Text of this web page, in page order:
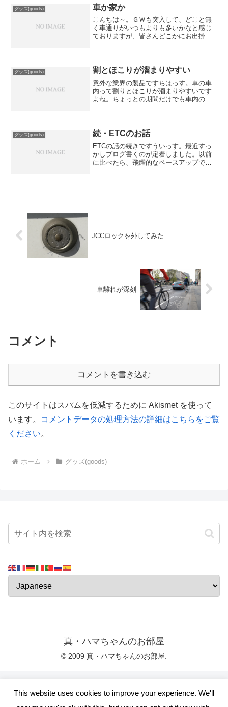
たのですが、軽自動車のキャンピングカ
ーが存在してるんですね。...
グッズ(goods) 車か家か
こんちは～。ＧＷも突入して、どこと無
く車通りがいつもよりも多いかなと感じ
ておりますが、皆さんどこかにお出掛け
ブルに巻き込まれただの、不...
グッズ(goods) 割とほこりが溜まりやすい
意外な業界の製品ですちはっす。車の車
内って割りとほこりが溜まりやすいです
よね。ちょっとの期間だけでも車内の清
内に外気を入れなくても、...
グッズ(goods) 続・ETCのお話
ETCの話の続きですういっす。最近すっ
かしブログ書くのが定着しました。以前
に比べたら、飛躍的なペースアップで
JCCロックを外してみた
車離れが深刻
コメント
コメントを書き込む
このサイトはスパムを低減するために Akismet を使って
います。
コメントデータの処理方法の詳細はこちらをご覧
ください。
ホーム グッズ(goods)
真・ハマちゃんのお部屋
© 2009 真・ハマちゃんのお部屋.
This website uses cookies to improve your experience. We'll